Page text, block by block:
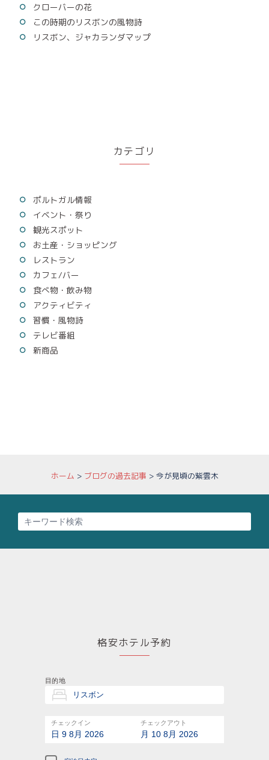
クローバーの花
この時期のリスボンの風物詩
リスボン、ジャカランダマップ
カテゴリ
ポルトガル情報
イベント・祭り
観光スポット
お土産・ショッピング
レストラン
カフェ/バー
食べ物・飲み物
アクティビティ
習慣・風物詩
テレビ番組
新商品
ホーム > ブログの過去記事 > 今が見頃の紫雲木
格安ホテル予約
目的地
チェックイン
日 9 8月 2026
チェックアウト
月 10 8月 2026